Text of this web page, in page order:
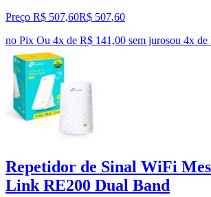
Preço R$ 507,60R$ 507,60
no Pix Ou 4x de R$ 141,00 sem jurosou 4x de
Repetidor de Sinal WiFi
Link RE200 Dual Band